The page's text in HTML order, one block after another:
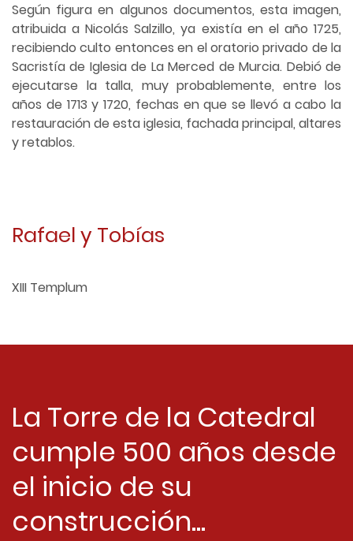
Según figura en algunos documentos, esta imagen,
atribuida a Nicolás Salzillo, ya existía en el año 1725,
recibiendo culto entonces en el oratorio privado de la
Sacristía de Iglesia de La Merced de Murcia. Debió de
ejecutarse la talla, muy probablemente, entre los
años de 1713 y 1720, fechas en que se llevó a cabo la
restauración de esta iglesia, fachada principal, altares
y retablos.
Rafael y Tobías
XIII Templum
La Torre de la Catedral
cumple 500 años desde
el inicio de su
construcción...